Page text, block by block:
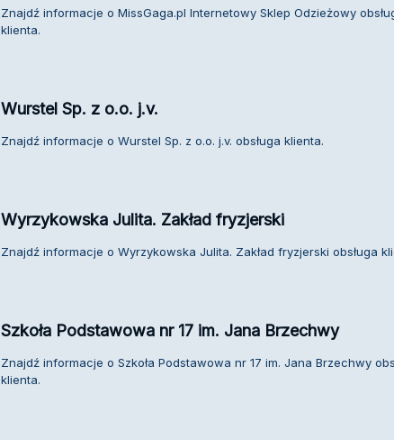
Znajdź informacje o MissGaga.pl Internetowy Sklep Odzieżowy
klienta.
Wurstel Sp. z o.o. j.v.
Znajdź informacje o Wurstel Sp. z o.o. j.v. obsługa klienta.
Wyrzykowska Julita. Zakład fryzjerski
Znajdź informacje o Wyrzykowska Julita. Zakład fryzjerski obsługa
Szkoła Podstawowa nr 17 im. Jana Brzechwy
Znajdź informacje o Szkoła Podstawowa nr 17 im. Jana Brzechwy
klienta.